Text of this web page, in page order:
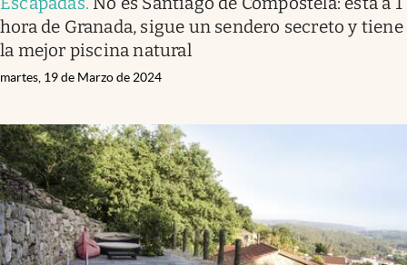
hora de Granada, sigue un sendero secreto y tiene
la mejor piscina natural
martes, 19 de Marzo de 2024